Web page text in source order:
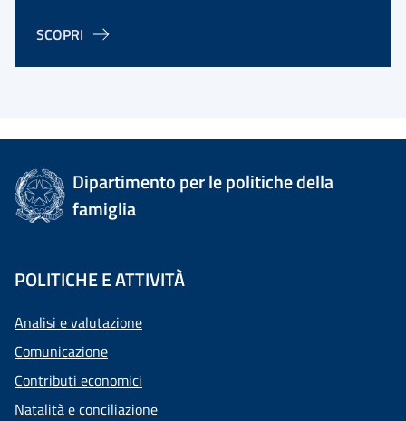
SCOPRI
Dipartimento per le politiche della
famiglia
POLITICHE E ATTIVITÀ
Analisi e valutazione
Comunicazione
Contributi economici
Natalità e conciliazione